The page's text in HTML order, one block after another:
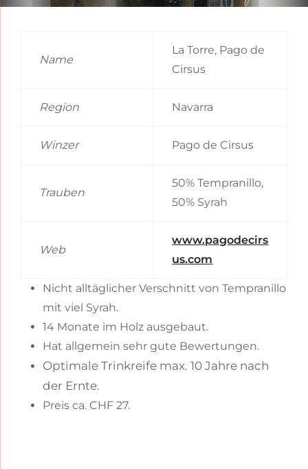
Name
La Torre, Pago de
Cirsus
Region Navarra
Winzer Pago de Cirsus
Trauben
50% Tempranillo,
50% Syrah
Web
www.pagodecirs
us.com
Nicht alltäglicher Verschnitt von Tempranillo
mit viel Syrah.
14 Monate im Holz ausgebaut.
Hat allgemein sehr gute Bewertungen.
Optimale Trinkreife max. 10 Jahre nach
der Ernte.
Preis ca. CHF 27.